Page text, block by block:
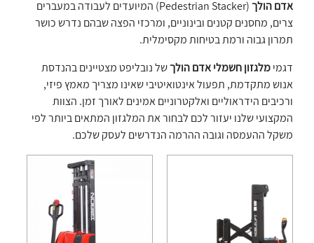
אדם הולך
(Pedestrian Stacker) המיועדים לעבודה במעברים
צרים, מחסנים קטנים ובינוניים, ומרכזי הפצה שבהם נדרש כושר
תמרון גבוה ורמת בטיחות מקסימלית.
דגמימלגזון חשמלי אדם הולךשל נובליפט מצטיינים בהנדסת
אנוש מתקדמת, תפעול אינטואיטיבי שאינו מצריך מאמץ פיזי,
ורכיבים הידראוליים ואלקטרוניים אמינים לאורך זמן. הצוות
המקצועי שלנו יעזור לכם לבחור את המלגזון המתאים ביותר לפי
משקל ההעמסה וגובה ההרמה הנדרשים לעסק שלכם.